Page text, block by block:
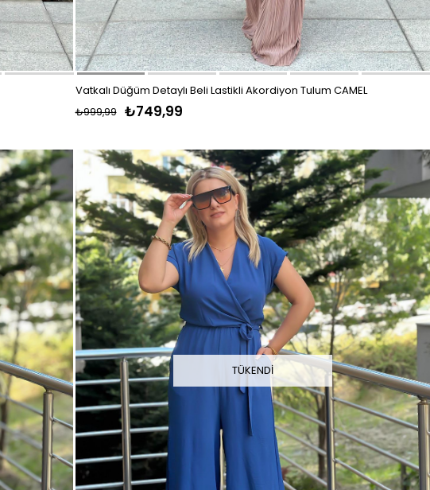
Vatkalı Düğüm Detaylı Beli Lastikli Akordiyon Tulum CAMEL
₺749,99
₺999,99
TÜKENDI